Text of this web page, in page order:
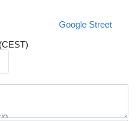
Google Street